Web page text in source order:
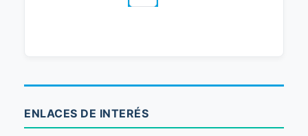
ENLACES DE INTERÉS